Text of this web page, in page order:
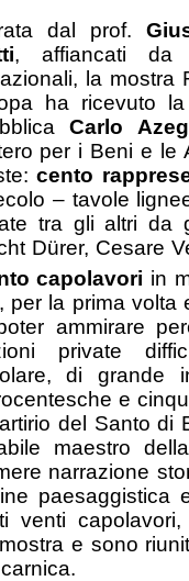
dal prof.
, affiancati da
la
ha ricevuto
Carlo
per i Beni e le
cento
– tavole
tra gli altri da
Dürer, Cesare
capolavori in
per la prima volta
ammirare
private
di grande
e
del Santo di
maestro
narrazione
paesaggistica
venti
e sono